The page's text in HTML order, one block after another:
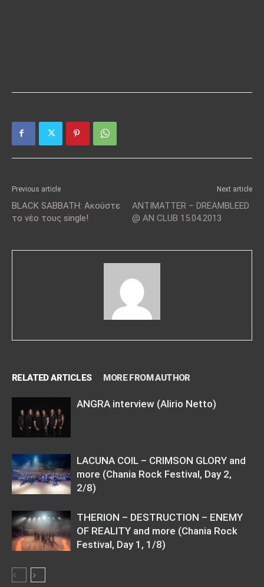
Previous article
BLACK SABBATH: Ακούστε
το νέο τους single!
Next article
ANTIMATTER – DREAMBLEED
@ AN CLUB 15.04.2013
RELATED ARTICLES MORE FROM AUTHOR
ANGRA interview (Alirio Netto)
LACUNA COIL – CRIMSON GLORY and
more (Chania Rock Festival, Day 2,
2/8)
THERION – DESTRUCTION – ENEMY
OF REALITY and more (Chania Rock
Festival, Day 1, 1/8)